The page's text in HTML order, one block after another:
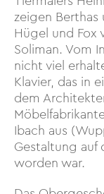
zeigen Berthas
Hügel und Fox
Soliman. Vom
nicht viel
Klavier, das in
dem
Ibach aus
Gestaltung
worden war.